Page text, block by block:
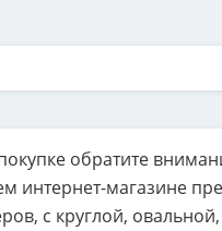
обратите
интернет-магазине
с круглой,